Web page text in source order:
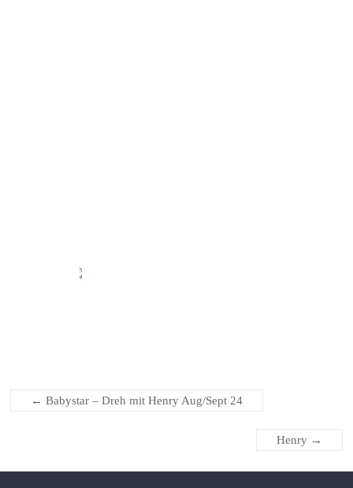
← Babystar – Dreh mit Henry Aug/Sept 24
Henry →